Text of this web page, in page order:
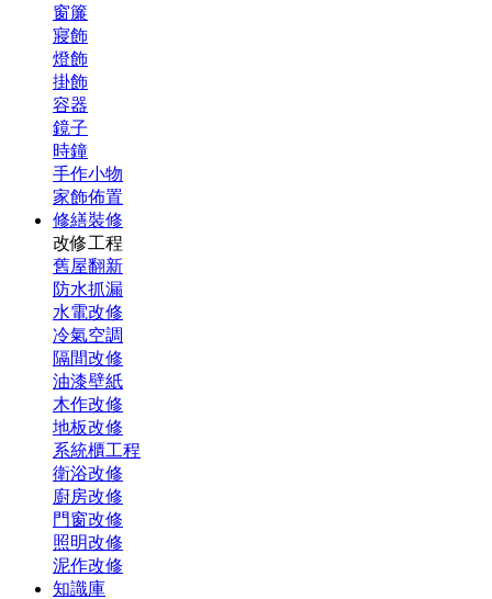
窗簾
寢飾
燈飾
掛飾
容器
鏡子
時鐘
手作小物
家飾佈置
修繕裝修
改修工程
舊屋翻新
防水抓漏
水電改修
冷氣空調
隔間改修
油漆壁紙
木作改修
地板改修
系統櫃工程
衛浴改修
廚房改修
門窗改修
照明改修
泥作改修
知識庫